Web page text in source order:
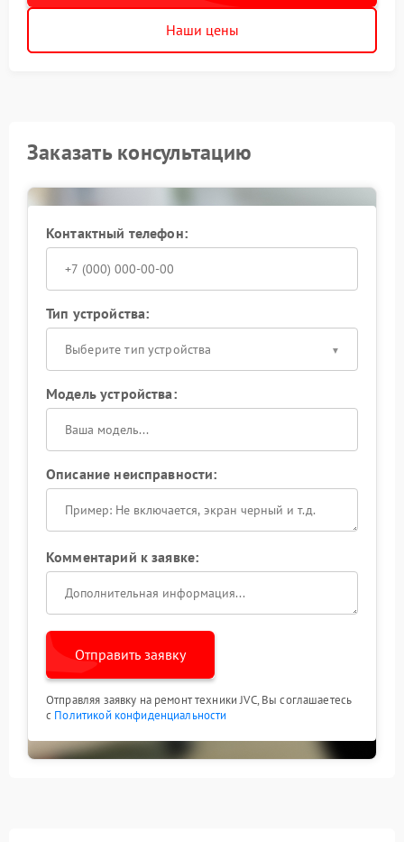
Наши цены
Заказать консультацию
Контактный телефон:
Тип устройства:
Выберите тип устройства
Модель устройства:
Описание неисправности:
Комментарий к заявке:
Отправить заявку
Отправляя заявку на ремонт техники JVC, Вы соглашаетесь
с Политикой конфиденциальности